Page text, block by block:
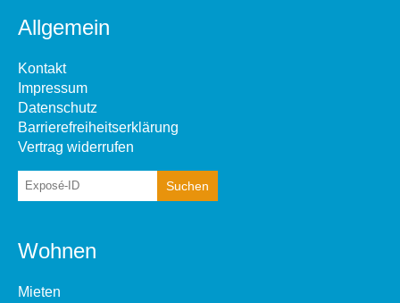
Allgemein
Kontakt
Impressum
Datenschutz
Barrierefreiheitserklärung
Vertrag widerrufen
Wohnen
Mieten